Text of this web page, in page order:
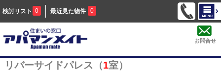
検討リスト 0 最近見た物件 0
お問合せ
リバーサイドパレス（1室）